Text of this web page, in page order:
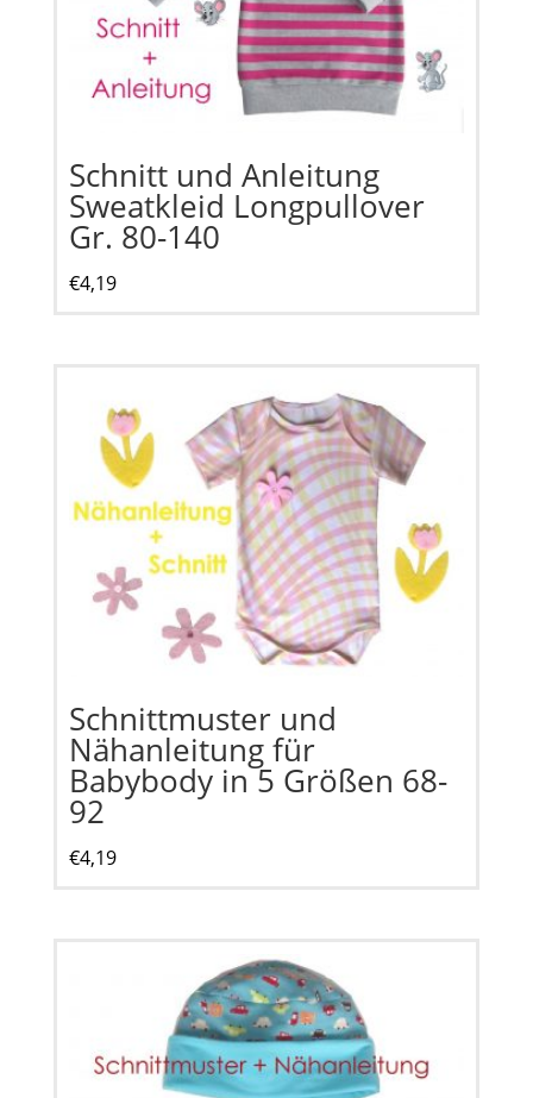
Schnitt und Anleitung
Sweatkleid Longpullover
Gr. 80-140
€4,19
Schnittmuster und
Nähanleitung für
Babybody in 5 Größen 68-
92
€4,19